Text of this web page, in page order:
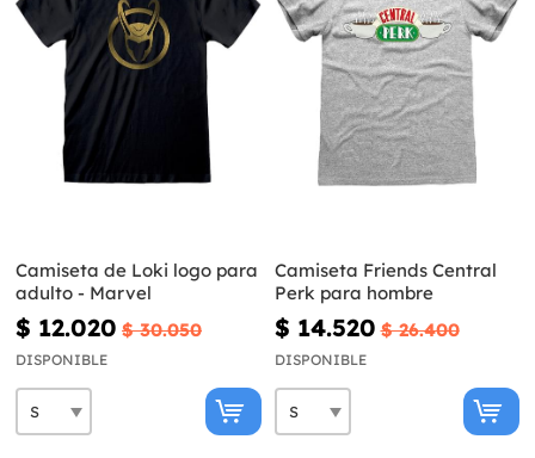
Camiseta de Loki logo para
adulto - Marvel
$ 12.020 $ 30.050
DISPONIBLE
Camiseta Friends Central
Perk para hombre
$ 14.520 $ 26.400
DISPONIBLE